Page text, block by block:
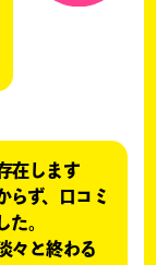
在します
らず、口コミ
た。
々と終わる